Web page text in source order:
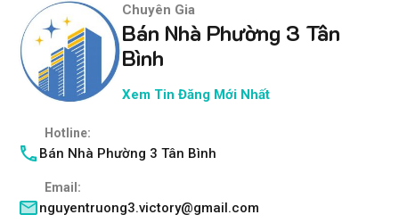
Chuyên Gia
Bán Nhà Phường 3 Tân
Bình
Xem Tin Đăng Mới Nhất
Hotline:
Bán Nhà Phường 3 Tân Bình
Email:
nguyentruong3.victory@gmail.com